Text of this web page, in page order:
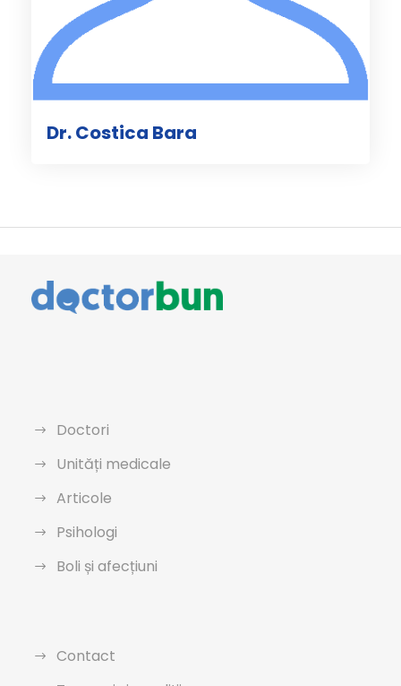
Dr. Costica Bara
Doctori
Unități medicale
Articole
Psihologi
Boli și afecțiuni
Contact